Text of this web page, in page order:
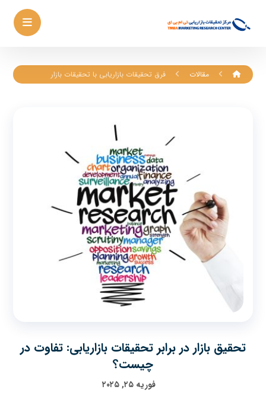
مقالات فرق تحقیقات بازاریابی با تحقیقات بازار
تحقیق بازار در برابر تحقیقات بازاریابی: تفاوت در
چیست؟
فوریه ۲۵, ۲۰۲۵